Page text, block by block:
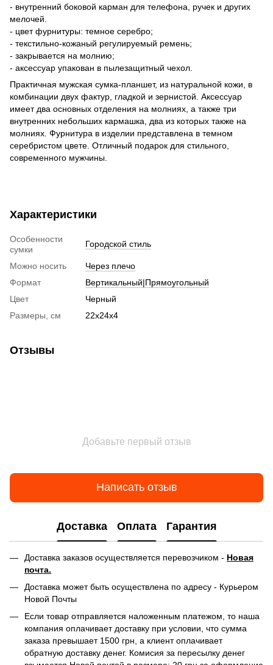
- внутренний боковой карман для телефона, ручек и других
мелочей.
- цвет фурнитуры: темное серебро;
- текстильно-кожаный регулируемый ремень;
- закрывается на молнию;
- аксессуар упакован в пылезащитный чехол.
Практичная мужская сумка-планшет, из натуральной кожи, в
комбинации двух фактур, гладкой и зернистой. Аксессуар
имеет два основных отделения на молниях, а также три
внутренних небольших кармашка, два из которых также на
молниях. Фурнитура в изделии представлена в темном
серебристом цвете. Отличный подарок для стильного,
современного мужчины.
Характеристики
Особенности
сумки
Городской стиль
Можно носить
Через плечо
Формат
Вертикальный|Прямоугольный
Цвет
Черный
Размеры, см
22х24х4
Отзывы
Добавьте первый отзыв
Написать отзыв
Доставка Оплата Гарантия
Доставка заказов осуществляется перевозчиком - Новая
почта.
Доставка может быть осуществлена по адресу - Курьером
Новой Почты
Если товар отправляется наложенным платежом, то наша
компания оплачивает доставку при условии, что сумма
заказа превышает 1500 грн, а клиент оплачивает
обратную доставку денег. Комисия за пересылку денег